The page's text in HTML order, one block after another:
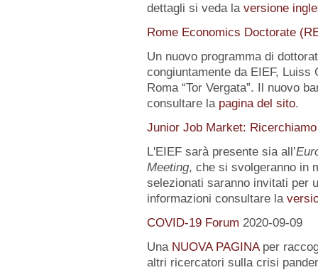
dettagli si veda la versione
Rome Economics Doctorate
Un nuovo programma di
congiuntamente da EIEF, Luiss
Roma “Tor Vergata”. Il nuovo
consultare la pagina del sito.
Junior Job Market:
L'EIEF sarà presente sia all’
Meeting, che si svolgeranno in
selezionati saranno invitati per
informazioni consultare la
COVID-19 Forum 2020-09-09
Una NUOVA PAGINAper
altri ricercatori sulla crisi